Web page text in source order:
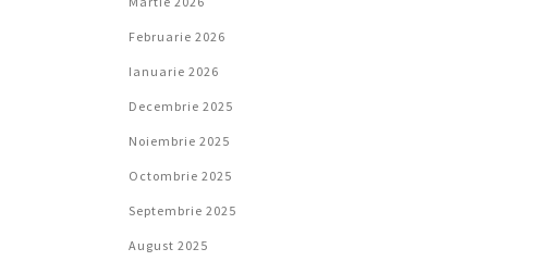
Februarie 2026
Ianuarie 2026
Decembrie 2025
Noiembrie 2025
Octombrie 2025
Septembrie 2025
August 2025